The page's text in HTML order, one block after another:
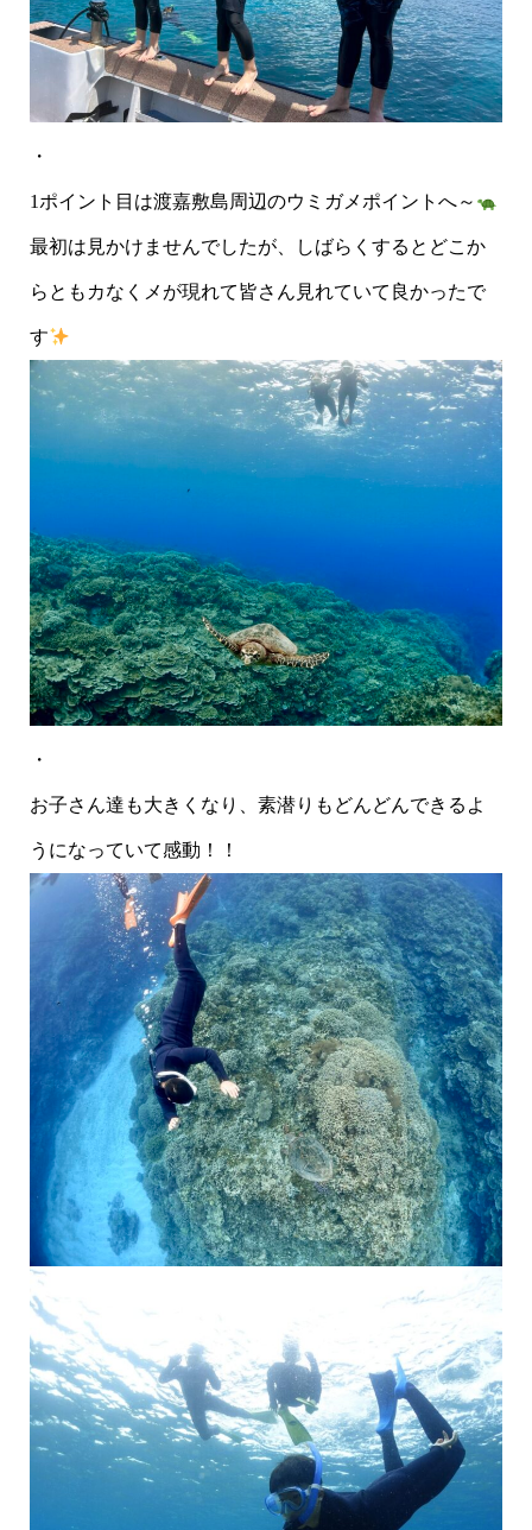
・
1ポイント目は渡嘉敷島周辺のウミガメポイントへ～
最初は見かけませんでしたが、しばらくするとどこか
らともカなくメが現れて皆さん見れていて良かったで
す
・
お子さん達も大きくなり、素潜りもどんどんできるよ
うになっていて感動！！